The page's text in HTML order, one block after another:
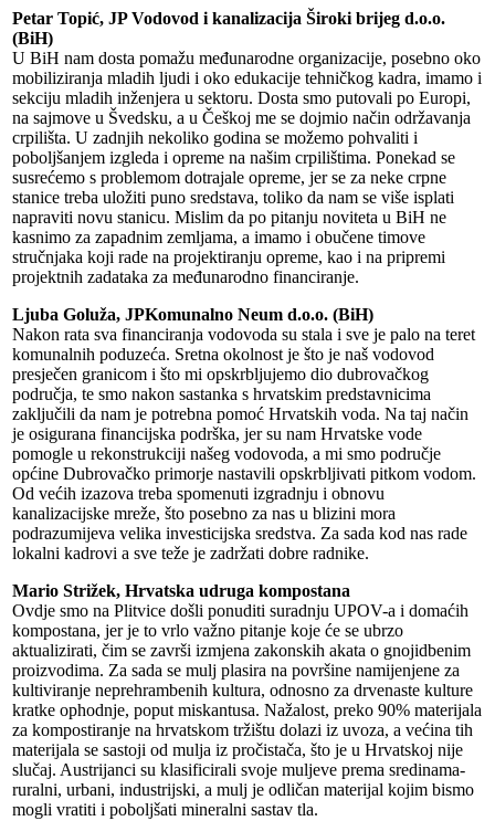
Petar Topić, JP Vodovod i kanalizacija Široki brijeg d.o.o.
(BiH)
U BiH nam dosta pomažu međunarodne organizacije, posebno oko
mobiliziranja mladih ljudi i oko edukacije tehničkog kadra, imamo i
sekciju mladih inženjera u sektoru. Dosta smo putovali po Europi,
na sajmove u Švedsku, a u Češkoj me se dojmio način održavanja
crpilišta. U zadnjih nekoliko godina se možemo pohvaliti i
poboljšanjem izgleda i opreme na našim crpilištima. Ponekad se
susrećemo s problemom dotrajale opreme, jer se za neke crpne
stanice treba uložiti puno sredstava, toliko da nam se više isplati
napraviti novu stanicu. Mislim da po pitanju noviteta u BiH ne
kasnimo za zapadnim zemljama, a imamo i obučene timove
stručnjaka koji rade na projektiranju opreme, kao i na pripremi
projektnih zadataka za međunarodno financiranje.
Ljuba Goluža, JPKomunalno Neum d.o.o. (BiH)
Nakon rata sva financiranja vodovoda su stala i sve je palo na teret
komunalnih poduzeća. Sretna okolnost je što je naš vodovod
presječen granicom i što mi opskrbljujemo dio dubrovačkog
područja, te smo nakon sastanka s hrvatskim predstavnicima
zaključili da nam je potrebna pomoć Hrvatskih voda. Na taj način
je osigurana financijska podrška, jer su nam Hrvatske vode
pomogle u rekonstrukciji našeg vodovoda, a mi smo područje
općine Dubrovačko primorje nastavili opskrbljivati pitkom vodom.
Od većih izazova treba spomenuti izgradnju i obnovu
kanalizacijske mreže, što posebno za nas u blizini mora
podrazumijeva velika investicijska sredstva. Za sada kod nas rade
lokalni kadrovi a sve teže je zadržati dobre radnike.
Mario Strižek, Hrvatska udruga kompostana
Ovdje smo na Plitvice došli ponuditi suradnju UPOV-a i domaćih
kompostana, jer je to vrlo važno pitanje koje će se ubrzo
aktualizirati, čim se završi izmjena zakonskih akata o gnojidbenim
proizvodima. Za sada se mulj plasira na površine namijenjene za
kultiviranje neprehrambenih kultura, odnosno za drvenaste kulture
kratke ophodnje, poput miskantusa. Nažalost, preko 90% materijala
za kompostiranje na hrvatskom tržištu dolazi iz uvoza, a većina tih
materijala se sastoji od mulja iz pročistača, što je u Hrvatskoj nije
slučaj. Austrijanci su klasificirali svoje muljeve prema sredinama-
ruralni, urbani, industrijski, a mulj je odličan materijal kojim bismo
mogli vratiti i poboljšati mineralni sastav tla.